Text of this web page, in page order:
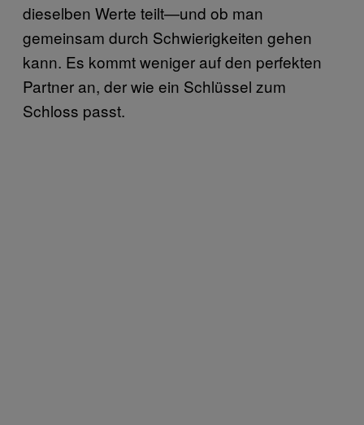
dieselben Werte teilt—und ob man
gemeinsam durch Schwierigkeiten gehen
kann. Es kommt weniger auf den perfekten
Partner an, der wie ein Schlüssel zum
Schloss passt.